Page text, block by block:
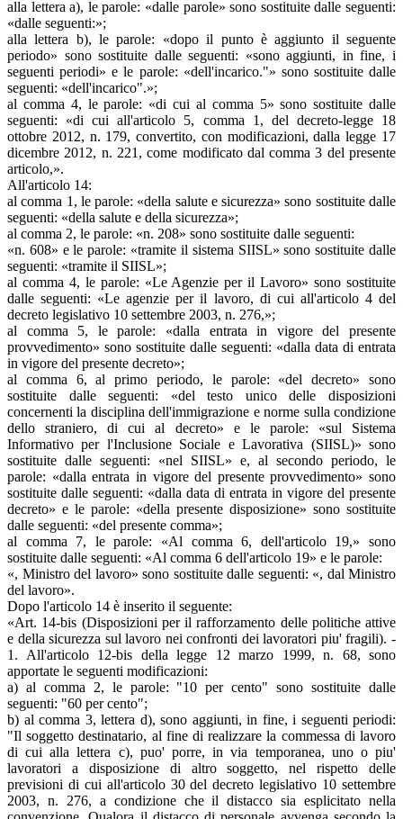
alla lettera a), le parole: «dalle parole» sono sostituite dalle seguenti:
«dalle seguenti:»;
alla lettera b), le parole: «dopo il punto è aggiunto il seguente
periodo» sono sostituite dalle seguenti: «sono aggiunti, in fine, i
seguenti periodi» e le parole: «dell'incarico."» sono sostituite dalle
seguenti: «dell'incarico".»;
al comma 4, le parole: «di cui al comma 5» sono sostituite dalle
seguenti: «di cui all'articolo 5, comma 1, del decreto-legge 18
ottobre 2012, n. 179, convertito, con modificazioni, dalla legge 17
dicembre 2012, n. 221, come modificato dal comma 3 del presente
articolo,».
All'articolo 14:
al comma 1, le parole: «della salute e sicurezza» sono sostituite dalle
seguenti: «della salute e della sicurezza»;
al comma 2, le parole: «n. 208» sono sostituite dalle seguenti:
«n. 608» e le parole: «tramite il sistema SIISL» sono sostituite dalle
seguenti: «tramite il SIISL»;
al comma 4, le parole: «Le Agenzie per il Lavoro» sono sostituite
dalle seguenti: «Le agenzie per il lavoro, di cui all'articolo 4 del
decreto legislativo 10 settembre 2003, n. 276,»;
al comma 5, le parole: «dalla entrata in vigore del presente
provvedimento» sono sostituite dalle seguenti: «dalla data di entrata
in vigore del presente decreto»;
al comma 6, al primo periodo, le parole: «del decreto» sono
sostituite dalle seguenti: «del testo unico delle disposizioni
concernenti la disciplina dell'immigrazione e norme sulla condizione
dello straniero, di cui al decreto» e le parole: «sul Sistema
Informativo per l'Inclusione Sociale e Lavorativa (SIISL)» sono
sostituite dalle seguenti: «nel SIISL» e, al secondo periodo, le
parole: «dalla entrata in vigore del presente provvedimento» sono
sostituite dalle seguenti: «dalla data di entrata in vigore del presente
decreto» e le parole: «della presente disposizione» sono sostituite
dalle seguenti: «del presente comma»;
al comma 7, le parole: «Al comma 6, dell'articolo 19,» sono
sostituite dalle seguenti: «Al comma 6 dell'articolo 19» e le parole:
«, Ministro del lavoro» sono sostituite dalle seguenti: «, dal Ministro
del lavoro».
Dopo l'articolo 14 è inserito il seguente:
«Art. 14-bis (Disposizioni per il rafforzamento delle politiche attive
e della sicurezza sul lavoro nei confronti dei lavoratori piu' fragili). -
1. All'articolo 12-bis della legge 12 marzo 1999, n. 68, sono
apportate le seguenti modificazioni:
a) al comma 2, le parole: "10 per cento" sono sostituite dalle
seguenti: "60 per cento";
b) al comma 3, lettera d), sono aggiunti, in fine, i seguenti periodi:
"Il soggetto destinatario, al fine di realizzare la commessa di lavoro
di cui alla lettera c), puo' porre, in via temporanea, uno o piu'
lavoratori a disposizione di altro soggetto, nel rispetto delle
previsioni di cui all'articolo 30 del decreto legislativo 10 settembre
2003, n. 276, a condizione che il distacco sia esplicitato nella